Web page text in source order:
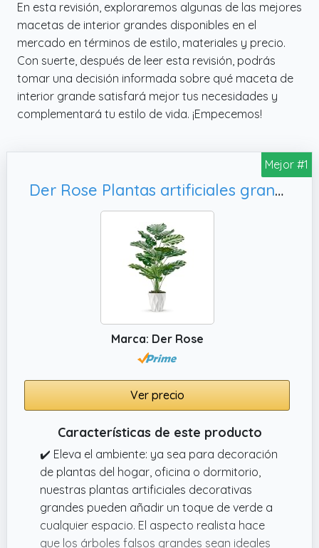
En esta revisión, exploraremos algunas de las mejores
macetas de interior grandes disponibles en el
mercado en términos de estilo, materiales y precio.
Con suerte, después de leer esta revisión, podrás
tomar una decisión informada sobre qué maceta de
interior grande satisfará mejor tus necesidades y
complementará tu estilo de vida. ¡Empecemos!
Mejor #1
Der Rose Plantas artificiales grandes de 28 pulgadas de alto para interiores con maceta blanca para decoración del hogar, sala de estar
Marca: Der Rose
Ver precio
Características de este producto
✔️ Eleva el ambiente: ya sea para decoración
de plantas del hogar, oficina o dormitorio,
nuestras plantas artificiales decorativas
grandes pueden añadir un toque de verde a
cualquier espacio. El aspecto realista hace
que los árboles falsos grandes sean ideales